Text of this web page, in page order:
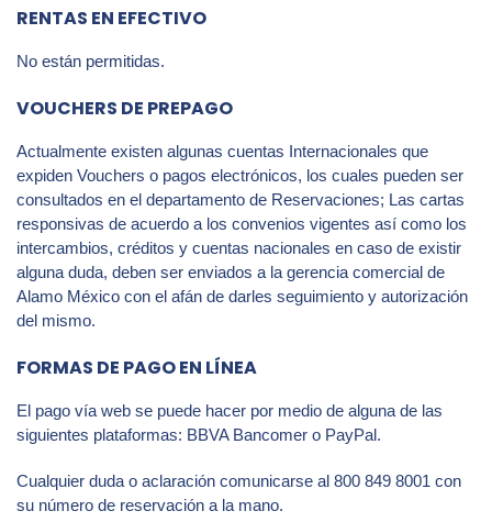
RENTAS EN EFECTIVO
No están permitidas.
VOUCHERS DE PREPAGO
Actualmente existen algunas cuentas Internacionales que
expiden Vouchers o pagos electrónicos, los cuales pueden ser
consultados en el departamento de Reservaciones; Las cartas
responsivas de acuerdo a los convenios vigentes así como los
intercambios, créditos y cuentas nacionales en caso de existir
alguna duda, deben ser enviados a la gerencia comercial de
Alamo México con el afán de darles seguimiento y autorización
del mismo.
FORMAS DE PAGO EN LÍNEA
El pago vía web se puede hacer por medio de alguna de las
siguientes plataformas: BBVA Bancomer o PayPal.
Cualquier duda o aclaración comunicarse al 800 849 8001 con
su número de reservación a la mano.